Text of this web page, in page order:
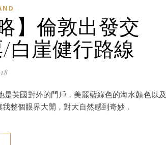
】倫敦出發交
崖健行路線
英國對外的門戶，美麗藍綠色的海水顏色以
整個眼界大開，對大自然感到奇妙．